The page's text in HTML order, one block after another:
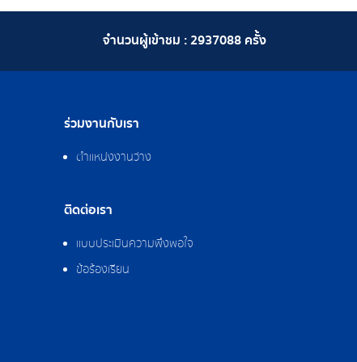
จำนวนผู้เข้าชม :2937088 ครั้ง
ร่วมงานกับเรา
ตำแหน่งงานว่าง
ติดต่อเรา
แบบประเมินความพึงพอใจ
ข้อร้องเรียน